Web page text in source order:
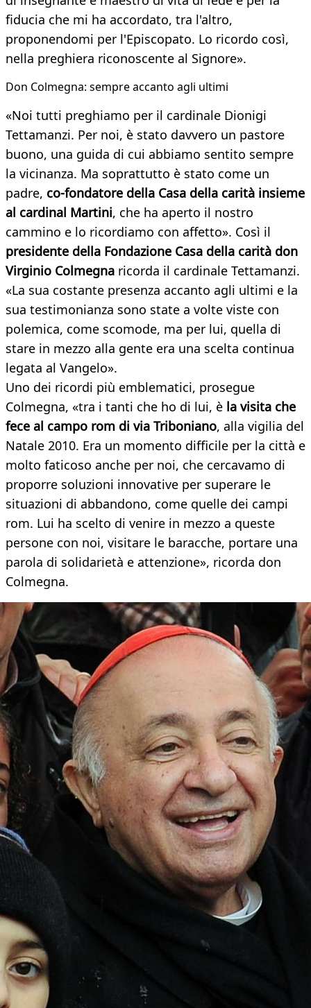
fiducia che mi ha accordato, tra l'altro,
proponendomi per l'Episcopato. Lo ricordo così,
nella preghiera riconoscente al Signore».
Don Colmegna: sempre accanto agli ultimi
«Noi tutti preghiamo per il cardinale Dionigi
Tettamanzi. Per noi, è stato davvero un pastore
buono, una guida di cui abbiamo sentito sempre
la vicinanza. Ma soprattutto è stato come un
padre, co-fondatore della Casa della carità insieme
al cardinal Martini, che ha aperto il nostro
cammino e lo ricordiamo con affetto». Così il
presidente della Fondazione Casa della carità don
Virginio Colmegna ricorda il cardinale Tettamanzi.
«La sua costante presenza accanto agli ultimi e la
sua testimonianza sono state a volte viste con
polemica, come scomode, ma per lui, quella di
stare in mezzo alla gente era una scelta continua
legata al Vangelo».
Uno dei ricordi più emblematici, prosegue
Colmegna, «tra i tanti che ho di lui, è la visita che
fece al campo rom di via Triboniano, alla vigilia del
Natale 2010. Era un momento difficile per la città e
molto faticoso anche per noi, che cercavamo di
proporre soluzioni innovative per superare le
situazioni di abbandono, come quelle dei campi
rom. Lui ha scelto di venire in mezzo a queste
persone con noi, visitare le baracche, portare una
parola di solidarietà e attenzione», ricorda don
Colmegna.